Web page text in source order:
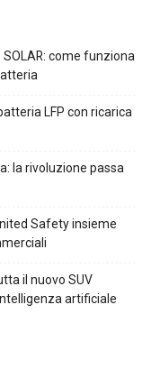
SOLAR: come funziona
LFP con ricarica
la rivoluzione passa
Safety insieme
il nuovo SUV
artificiale